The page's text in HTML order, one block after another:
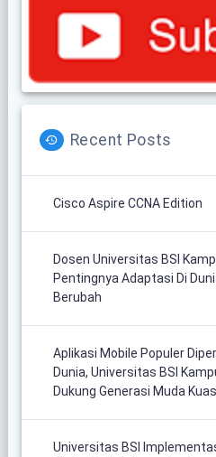
Recent Posts
Cisco Aspire CCNA Edition
Dosen Universitas BSI
Pentingnya Adaptasi Di
Berubah
Aplikasi Mobile Populer
Dunia, Universitas BSI
Dukung Generasi Muda
Universitas BSI